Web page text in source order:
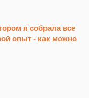
я собрала все
опыт - как можно